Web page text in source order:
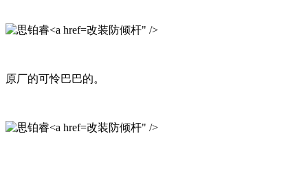
改装防倾杆" />
原厂的可怜巴巴的。
改装防倾杆" />